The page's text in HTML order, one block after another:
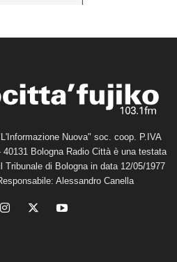
Nuova" soc. coop. P.IVA
Bologna Radio Città è una testata
di Bologna in data 12/05/1977
Alessandro Canella